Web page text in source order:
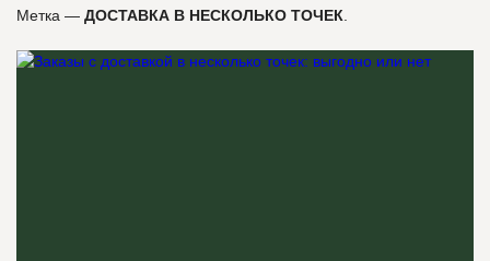
Метка — ДОСТАВКА В НЕСКОЛЬКО ТОЧЕК